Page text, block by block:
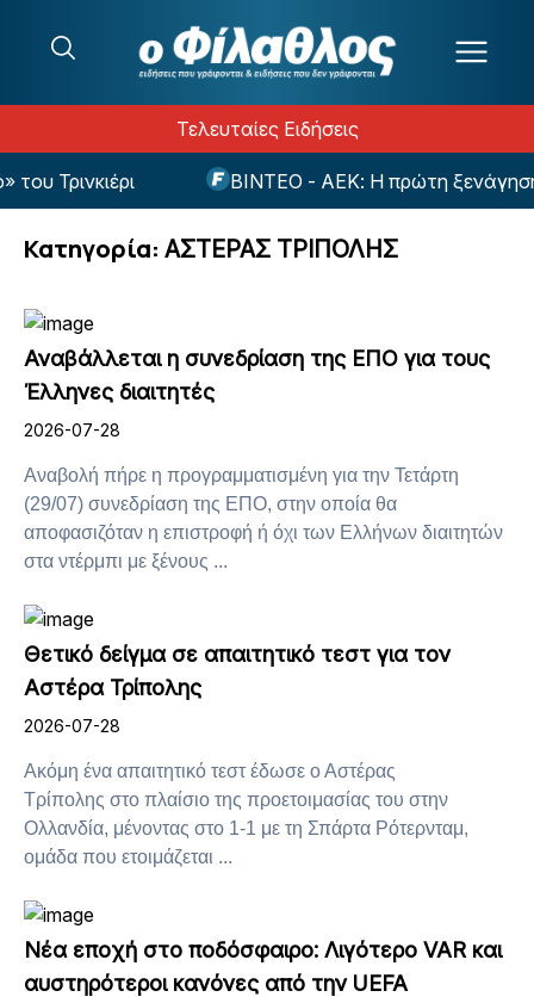
Τελευταίες Ειδήσεις
ΒΙΝΤΕΟ - ΑΕΚ: Η πρώτη ξενάγηση του
Κατηγορία: ΑΣΤΕΡΑΣ ΤΡΙΠΟΛΗΣ
Αναβάλλεται η συνεδρίαση της ΕΠΟ για τους
Έλληνες διαιτητές
2026-07-28
Αναβολή πήρε η προγραμματισμένη για την Τετάρτη
(29/07) συνεδρίαση της ΕΠΟ, στην οποία θα
αποφασιζόταν η επιστροφή ή όχι των Ελλήνων διαιτητών
στα ντέρμπι με ξένους ...
Θετικό δείγμα σε απαιτητικό τεστ για τον
Αστέρα Τρίπολης
2026-07-28
Ακόμη ένα απαιτητικό τεστ έδωσε ο Αστέρας
Τρίπολης στο πλαίσιο της προετοιμασίας του στην
Ολλανδία, μένοντας στο 1-1 με τη Σπάρτα Ρότερνταμ,
ομάδα που ετοιμάζεται ...
Νέα εποχή στο ποδόσφαιρο: Λιγότερο VAR και
αυστηρότεροι κανόνες από την UEFA